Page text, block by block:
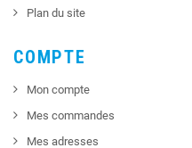
Plan du site
COMPTE
Mon compte
Mes commandes
Mes adresses